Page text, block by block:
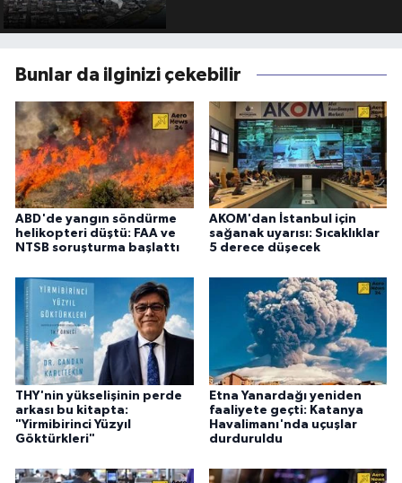
Bunlar da ilginizi çekebilir
ABD'de yangın söndürme
helikopteri düştü: FAA ve
NTSB soruşturma başlattı
AKOM'dan İstanbul için
sağanak uyarısı: Sıcaklıklar
5 derece düşecek
THY'nin yükselişinin perde
arkası bu kitapta:
"Yirmibirinci Yüzyıl
Göktürkleri"
Etna Yanardağı yeniden
faaliyete geçti: Katanya
Havalimanı'nda uçuşlar
durduruldu